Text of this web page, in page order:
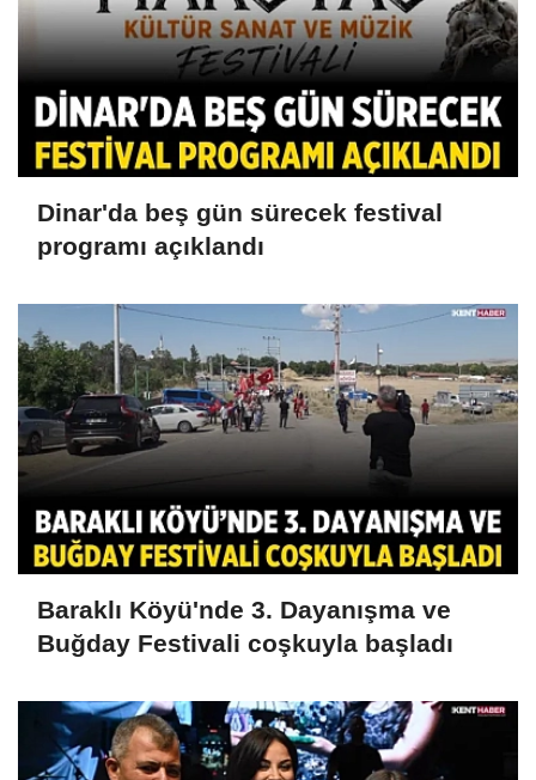
Dinar'da beş gün sürecek festival
programı açıklandı
Baraklı Köyü'nde 3. Dayanışma ve
Buğday Festivali coşkuyla başladı